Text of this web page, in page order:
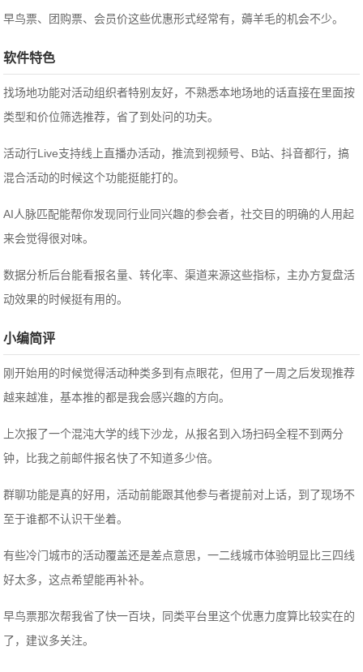
早鸟票、团购票、会员价这些优惠形式经常有，薅羊毛的机会不少。
软件特色
找场地功能对活动组织者特别友好，不熟悉本地场地的话直接在里面按
类型和价位筛选推荐，省了到处问的功夫。
活动行Live支持线上直播办活动，推流到视频号、B站、抖音都行，搞
混合活动的时候这个功能挺能打的。
AI人脉匹配能帮你发现同行业同兴趣的参会者，社交目的明确的人用起
来会觉得很对味。
数据分析后台能看报名量、转化率、渠道来源这些指标，主办方复盘活
动效果的时候挺有用的。
小编简评
刚开始用的时候觉得活动种类多到有点眼花，但用了一周之后发现推荐
越来越准，基本推的都是我会感兴趣的方向。
上次报了一个混沌大学的线下沙龙，从报名到入场扫码全程不到两分
钟，比我之前邮件报名快了不知道多少倍。
群聊功能是真的好用，活动前能跟其他参与者提前对上话，到了现场不
至于谁都不认识干坐着。
有些冷门城市的活动覆盖还是差点意思，一二线城市体验明显比三四线
好太多，这点希望能再补补。
早鸟票那次帮我省了快一百块，同类平台里这个优惠力度算比较实在的
了，建议多关注。